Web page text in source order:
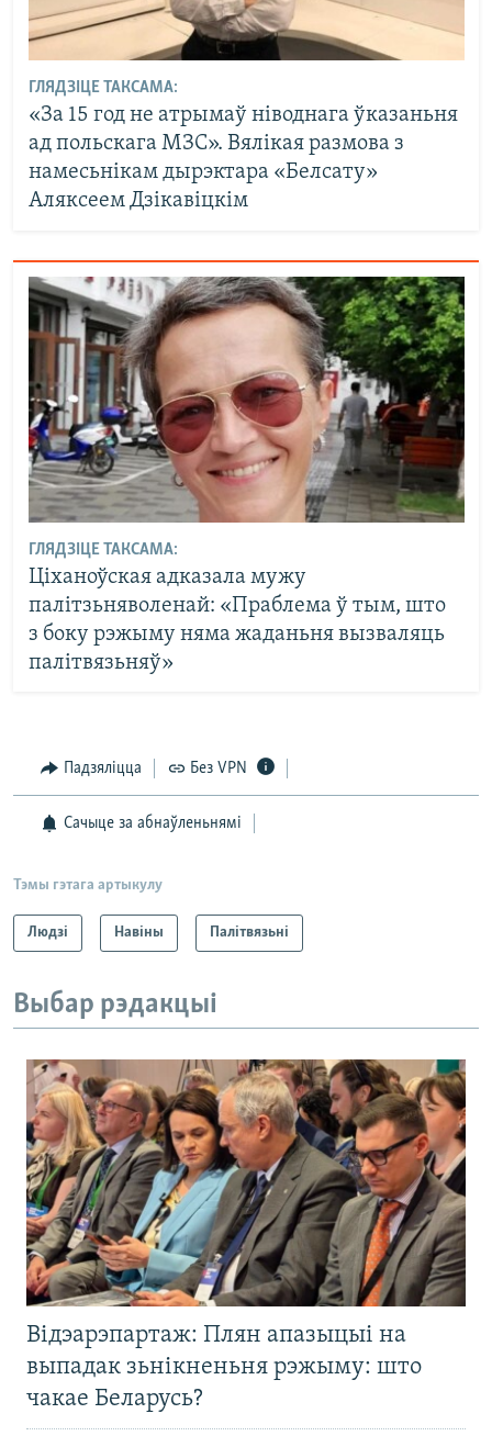
ГЛЯДЗІЦЕ ТАКСАМА:
«За 15 год не атрымаў ніводнага ўказаньня
ад польскага МЗС». Вялікая размова з
намесьнікам дырэктара «Белсату»
Аляксеем Дзікавіцкім
ГЛЯДЗІЦЕ ТАКСАМА:
Ціханоўская адказала мужу
палітзьняволенай: «Праблема ў тым, што
з боку рэжыму няма жаданьня вызваляць
палітвязьняў»
Падзяліцца Без VPN
Сачыце за абнаўленьнямі
Тэмы гэтага артыкулу
Людзі Навіны Палітвязьні
Выбар рэдакцыі
Відэарэпартаж: Плян апазыцыі на
выпадак зьнікненьня рэжыму: што
чакае Беларусь?